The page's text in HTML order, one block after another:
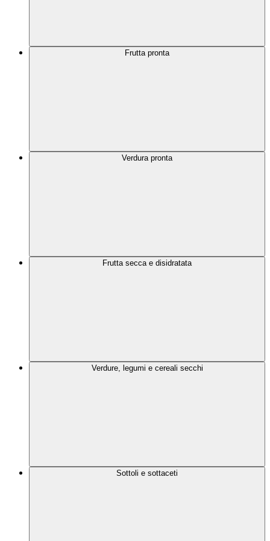
Frutta pronta
Verdura pronta
Frutta secca e disidratata
Verdure, legumi e cereali secchi
Sottoli e sottaceti